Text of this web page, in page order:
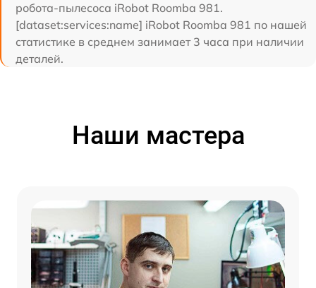
робота-пылесоса iRobot Roomba 981.
[dataset:services:name] iRobot Roomba 981 по нашей
статистике в среднем занимает 3 часа при наличии
деталей.
Наши мастера